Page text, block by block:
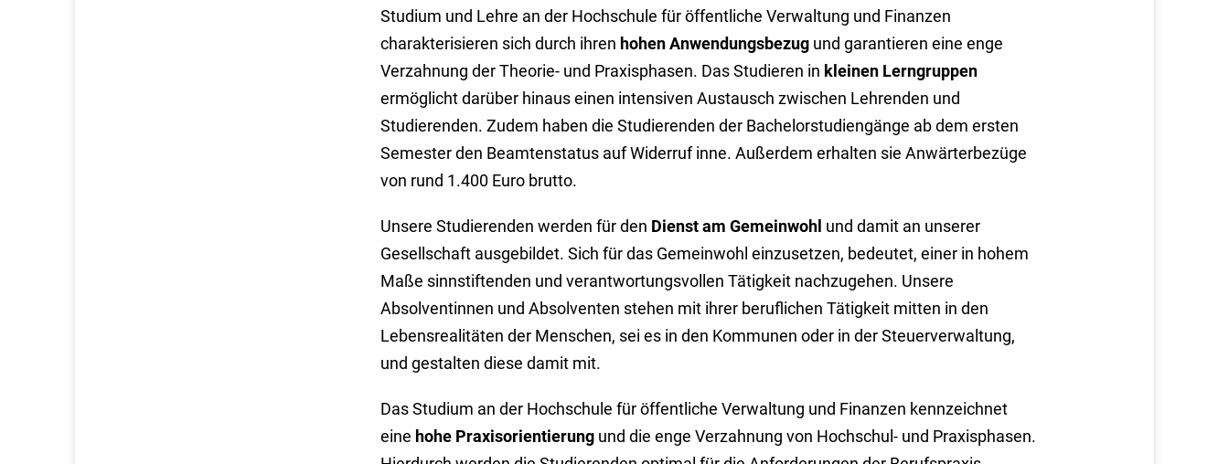
Studium und Lehre an der Hochschule für öffentliche Verwaltung und Finanzen
charakterisieren sich durch ihren hohen Anwendungsbezugund garantieren eine enge
Verzahnung der Theorie- und Praxisphasen. Das Studieren in kleinen Lerngruppen
ermöglicht darüber hinaus einen intensiven Austausch zwischen Lehrenden und
Studierenden. Zudem haben die Studierenden der Bachelorstudiengänge ab dem ersten
Semester den Beamtenstatus auf Widerruf inne. Außerdem erhalten sie Anwärterbezüge
von rund 1.400 Euro brutto.
Unsere Studierenden werden für den Dienst am Gemeinwohl und damit an unserer
Gesellschaft ausgebildet. Sich für das Gemeinwohl einzusetzen, bedeutet, einer in hohem
Maße sinnstiftenden und verantwortungsvollen Tätigkeit nachzugehen. Unsere
Absolventinnen und Absolventen stehen mit ihrer beruflichen Tätigkeit mitten in den
Lebensrealitäten der Menschen, sei es in den Kommunen oder in der Steuerverwaltung,
und gestalten diese damit mit.
Das Studium an der Hochschule für öffentliche Verwaltung und Finanzen kennzeichnet
eine hohe Praxisorientierungund die enge Verzahnung von Hochschul- und Praxisphasen.